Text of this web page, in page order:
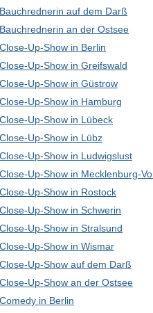
auf dem Darß
an der Ostsee
Up-Show in Berlin
Up-Show in Greifswald
Up-Show in Güstrow
Up-Show in Hamburg
Up-Show in Lübeck
Up-Show in Lübz
Up-Show in Ludwigslust
Up-Show in Mecklenburg-
Up-Show in Rostock
Up-Show in Schwerin
Up-Show in Stralsund
Up-Show in Wismar
Up-Show auf dem Darß
Up-Show an der Ostsee
in Berlin